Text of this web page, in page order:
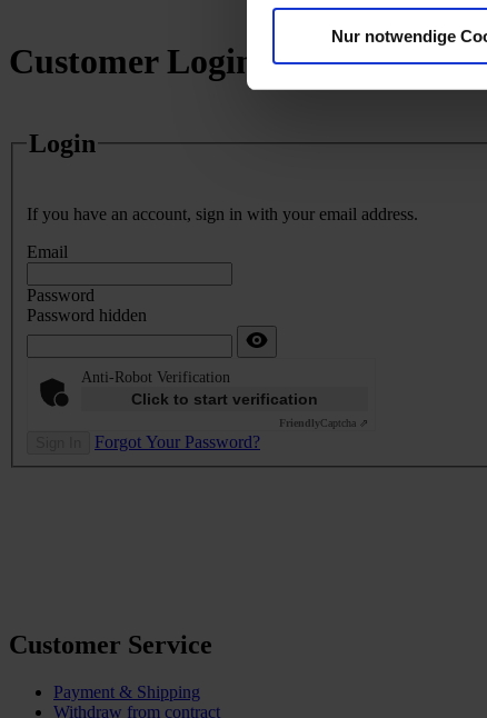
Nur notwendige
Customer Login
Login
If you have an account, sign in with your email address.
Email
Password
Password hidden
Anti-Robot Verification
Click to start verification
FriendlyCaptcha ⇗
Forgot Your Password?
Customer Service
Payment & Shipping
Withdraw from contract